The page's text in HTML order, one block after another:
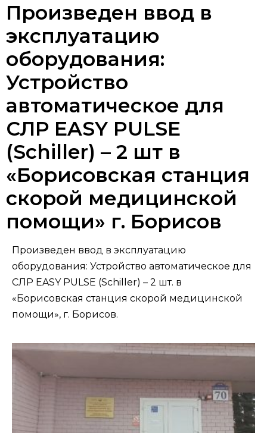
Произведен ввод в
эксплуатацию
оборудования:
Устройство
автоматическое для
СЛР EASY PULSE
(Schiller) – 2 шт в
«Борисовская станция
скорой медицинской
помощи» г. Борисов
Произведен ввод в эксплуатацию
оборудования: Устройство автоматическое для
СЛР EASY PULSE (Schiller) – 2 шт. в
«Борисовская станция скорой медицинской
помощи», г. Борисов.